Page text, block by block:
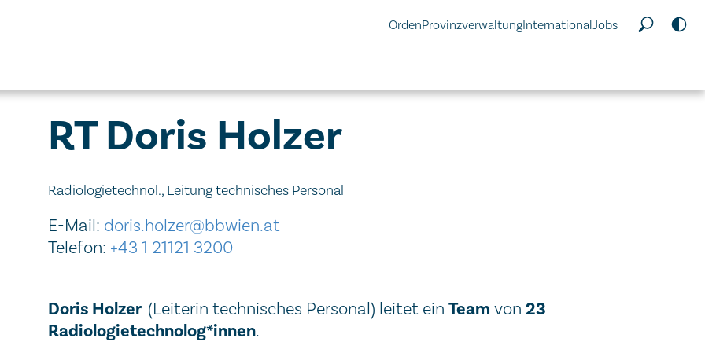
OrdenProvinzverwaltungInternationalJobs
RT Doris Holzer
Radiologietechnol., Leitung technisches Personal
E-Mail: doris.holzer@bbwien.at
Telefon: +43 1 21121 3200
Doris Holzer (Leiterin technisches Personal) leitet einTeam von23
Radiologietechnolog*innen.